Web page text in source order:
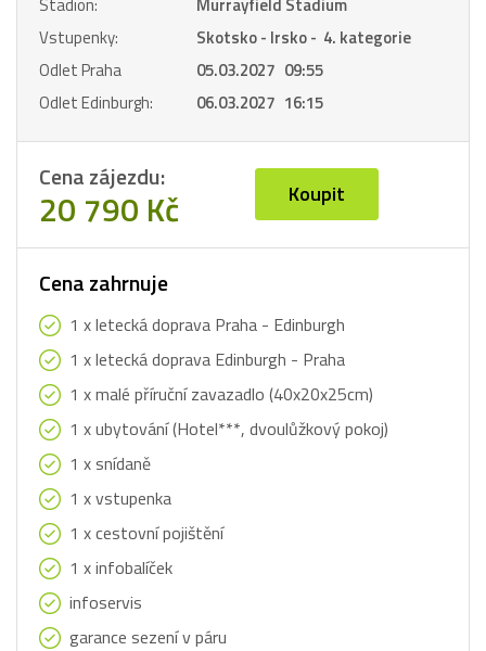
Vstupenky:
Skotsko - Irsko - 4. kategorie
Odlet Praha
05.03.2027 09:55
Odlet Edinburgh:
06.03.2027 16:15
Cena zájezdu:
20 790 Kč Koupit
Cena zahrnuje
1 x letecká doprava Praha - Edinburgh
1 x letecká doprava Edinburgh - Praha
1 x malé příruční zavazadlo (40x20x25cm)
1 x ubytování (Hotel***, dvoulůžkový pokoj)
1 x snídaně
1 x vstupenka
1 x cestovní pojištění
1 x infobalíček
infoservis
garance sezení v páru